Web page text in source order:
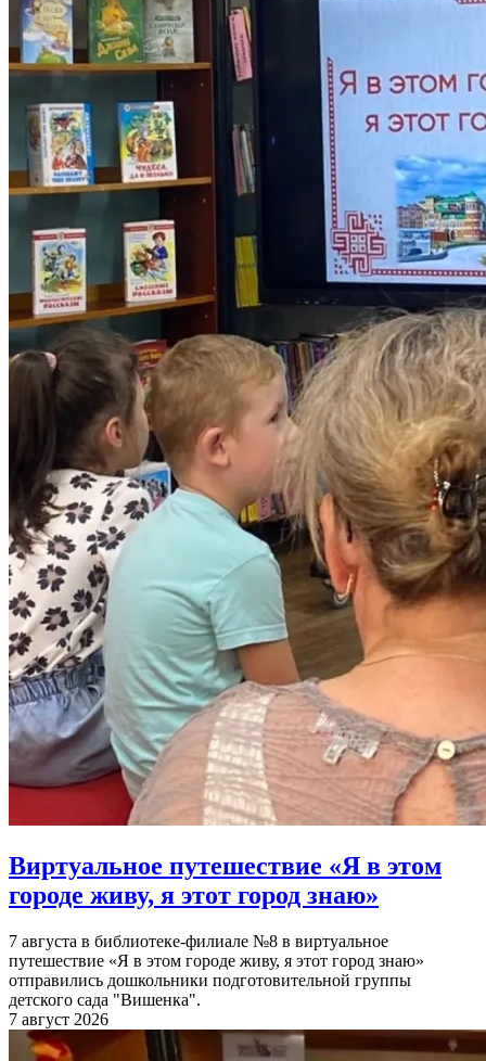
Виртуальное путешествие «Я в этом
городе живу, я этот город знаю»
7 августа в библиотеке-филиале №8 в виртуальное
путешествие «Я в этом городе живу, я этот город знаю»
отправились дошкольники подготовительной группы
детского сада "Вишенка".
7 август 2026